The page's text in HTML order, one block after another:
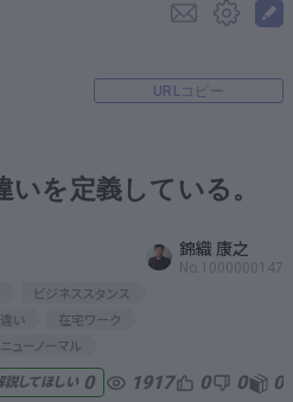
す
でお試し
ト
URLコピー
を定義している。
錦織 康之
No.1000000147
ビジネススタンス
い
在宅ワーク
ニューノーマル
説してほしい 0 1917 0 0 0